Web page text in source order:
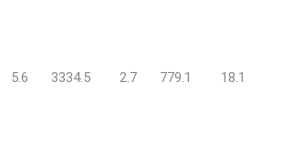
5.6 3334.5 2.7 779.1 18.1